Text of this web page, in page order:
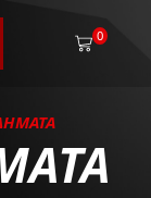
0